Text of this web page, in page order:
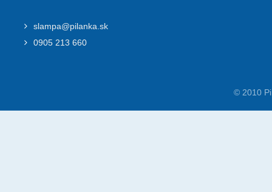
slampa@pilanka.sk
0905 213 660
© 2010